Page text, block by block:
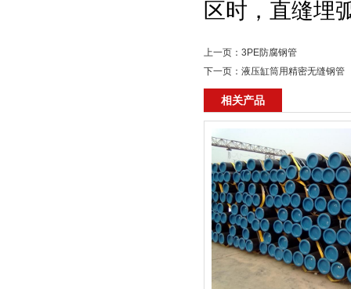
区时，直缝埋
上一页： 3PE防腐钢管
下一页： 液压缸筒用精密无缝钢管
相关产品